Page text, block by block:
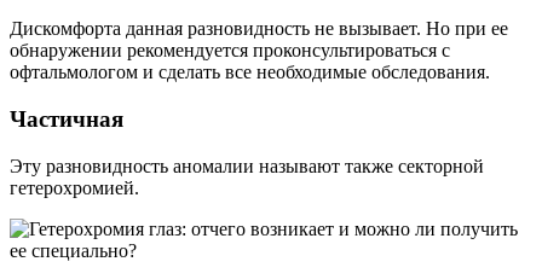
Дискомфорта данная разновидность не вызывает. Но при ее
обнаружении рекомендуется проконсультироваться с
офтальмологом и сделать все необходимые обследования.
Частичная
Эту разновидность аномалии называют также секторной
гетерохромией.